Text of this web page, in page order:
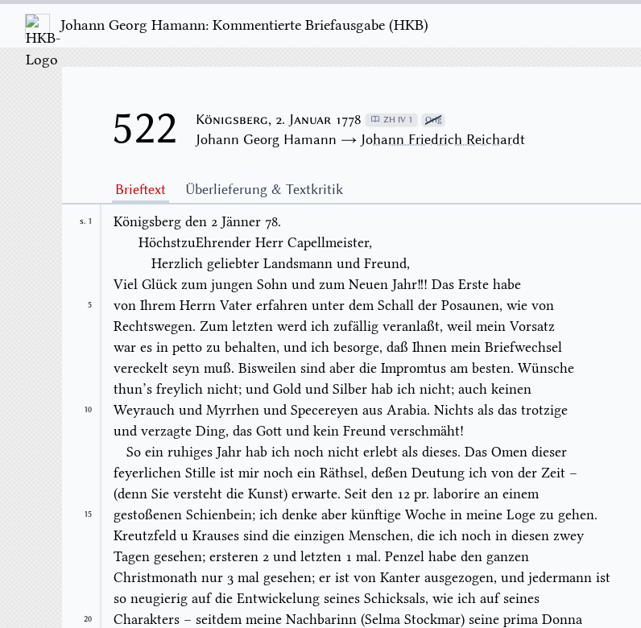
Johann Georg Hamann: Kommentierte Briefausgabe ( H K B )
522 Königsberg, 2. Januar 1778 ZH IV 1 Orig
Johann Georg Hamann → Johann Friedrich Reichardt
Brieftext Überlieferung & Textkritik
S. 1
Königsberg den 2 Jänner 78.
HöchstzuEhrender Herr Capellmeister,
Herzlich geliebter Landsmann und Freund,
Viel Glück zum jungen Sohn und zum Neuen Jahr!!! Das Erste habe
5
von Ihrem Herrn Vater erfahren unter dem Schall der Posaunen, wie von
Rechtswegen. Zum letzten werd ich zufällig veranlaßt, weil mein Vorsatz
war es in petto zu behalten, und ich besorge, daß Ihnen mein Briefwechsel
vereckelt seyn muß. Bisweilen sind aber die Impromtus am besten. Wünsche
thun’s freylich nicht; und Gold und Silber hab ich nicht; auch keinen
10
Weyrauch und Myrrhen und Specereyen aus Arabia. Nichts als das trotzige
und verzagte Ding, das Gott und kein Freund verschmäht!
So ein ruhiges Jahr hab ich noch nicht erlebt als dieses. Das Omen dieser
feyerlichen Stille ist mir noch ein Räthsel, deßen Deutung ich von der Zeit –
(denn Sie versteht die Kunst) erwarte. Seit den 12 pr. laborire an einem
15
gestoßenen Schienbein; ich denke aber künftige Woche in meine Loge zu gehen.
Kreutzfeld u Krauses sind die einzigen Menschen, die ich noch in diesen zwey
Tagen gesehen; ersteren 2 und letzten 1 mal. Penzel habe den ganzen
Christmonath nur 3 mal gesehen; er ist von Kanter ausgezogen, und jedermann ist
so neugierig auf die Entwickelung seines Schicksals, wie ich auf seines
20 Charakters – seitdem meine Nachbarinn (Selma Stockmar) seine prima Donna